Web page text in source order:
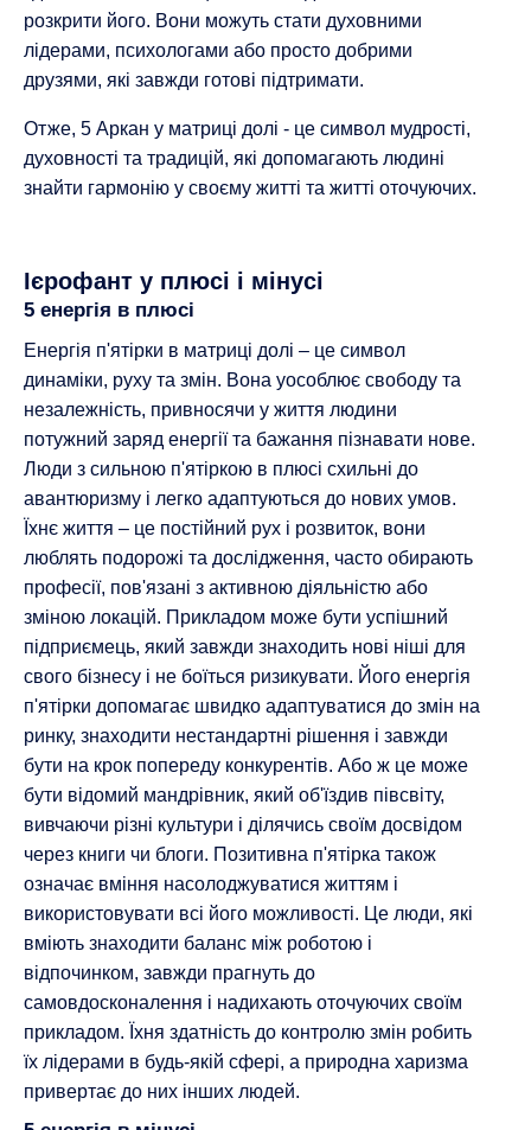
розкрити його. Вони можуть стати духовними
лідерами, психологами або просто добрими
друзями, які завжди готові підтримати.
Отже, 5 Аркан у матриці долі - це символ мудрості,
духовності та традицій, які допомагають людині
знайти гармонію у своєму житті та житті оточуючих.
Ієрофант у плюсі і мінусі
5 енергія в плюсі
Енергія п'ятірки в матриці долі – це символ
динаміки, руху та змін. Вона уособлює свободу та
незалежність, привносячи у життя людини
потужний заряд енергії та бажання пізнавати нове.
Люди з сильною п'ятіркою в плюсі схильні до
авантюризму і легко адаптуються до нових умов.
Їхнє життя – це постійний рух і розвиток, вони
люблять подорожі та дослідження, часто обирають
професії, пов'язані з активною діяльністю або
зміною локацій. Прикладом може бути успішний
підприємець, який завжди знаходить нові ніші для
свого бізнесу і не боїться ризикувати. Його енергія
п'ятірки допомагає швидко адаптуватися до змін на
ринку, знаходити нестандартні рішення і завжди
бути на крок попереду конкурентів. Або ж це може
бути відомий мандрівник, який об'їздив півсвіту,
вивчаючи різні культури і ділячись своїм досвідом
через книги чи блоги. Позитивна п'ятірка також
означає вміння насолоджуватися життям і
використовувати всі його можливості. Це люди, які
вміють знаходити баланс між роботою і
відпочинком, завжди прагнуть до
самовдосконалення і надихають оточуючих своїм
прикладом. Їхня здатність до контролю змін робить
їх лідерами в будь-якій сфері, а природна харизма
привертає до них інших людей.